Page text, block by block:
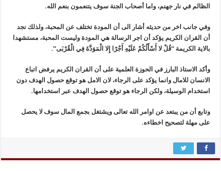
الظالم في نار جهنم، واما أصحاب الجنة سوف يتنعمون بنعم الله.
وفي جانب اخر من حديثه أشار الى أن المودة تختلف عن المحبة، ولذلك نجد
أن القران الكريم يؤكد أن اجر الرسالة هي المودة وليست المحبة، مستشهدا
بالاية الكريمة “قُلْ لا أَسْأَلُكُمْ عَلَيْهِ أَجْرًا إِلا الْمَوَدَّةَ فِي الْقُرْبَى”.
وأكد الاستاذ البارز في الحوزة العلمية على أن القران الكريم يرفض اتباع
الانسان للامال وانما يؤكد على الرجاء، لان الامل هو توقع حصول الهدف دون
استخدام الوسيلة، ولكن الرجاء هو توقع حصول الهدف عبر استخدامها.
وتابع أن من يبتعد عن اوامر الله تعالى ويشتغل بجمع المال سوف لا يحصل
على مهلة لتصحيح اخطاءه.